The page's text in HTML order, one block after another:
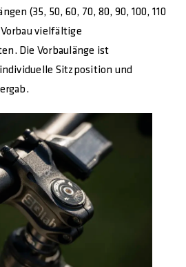
IN NM
(35, 50, 60, 70, 80, 90, 100, 110
vielfältige
Die Vorbaulänge ist
Sitzposition und